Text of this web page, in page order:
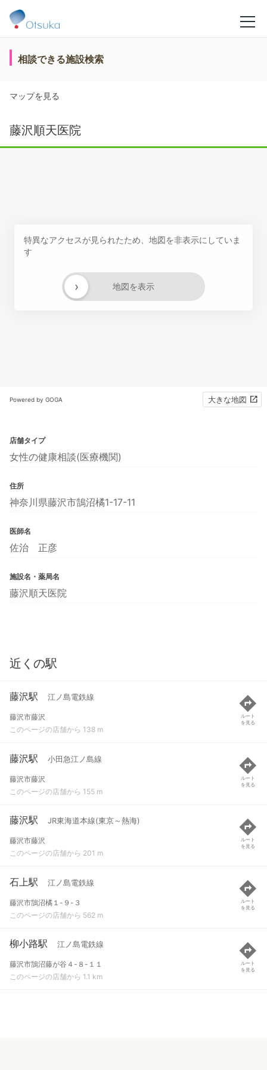
相談できる施設検索
マップを見る
藤沢順天医院
特異なアクセスが見られたため、地図を非表示にしていま
す
地図を表示
›
Powered by GOGA 大きな地図
店舗タイプ
女性の健康相談(医療機関)
住所
神奈川県藤沢市鵠沼橘1-17-11
医師名
佐治 正彦
施設名・薬局名
藤沢順天医院
近くの駅
藤沢駅 江ノ島電鉄線
藤沢市藤沢
このページの店舗から 138 m
ルート
を見る
藤沢駅 小田急江ノ島線
藤沢市藤沢
このページの店舗から 155 m
ルート
を見る
藤沢駅 JR東海道本線(東京～熱海)
藤沢市藤沢
このページの店舗から 201 m
ルート
を見る
石上駅 江ノ島電鉄線
藤沢市鵠沼橘１-９-３
このページの店舗から 562 m
ルート
を見る
柳小路駅 江ノ島電鉄線
藤沢市鵠沼藤が谷４-８-１１
このページの店舗から 1.1 km
ルート
を見る